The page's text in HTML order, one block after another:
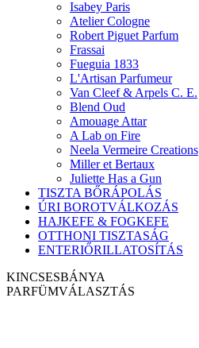
Isabey Paris
Atelier Cologne
Robert Piguet Parfum
Frassai
Fueguia 1833
L'Artisan Parfumeur
Van Cleef & Arpels C. E.
Blend Oud
Amouage Attar
A Lab on Fire
Neela Vermeire Creations
Miller et Bertaux
Juliette Has a Gun
TISZTA BŐRÁPOLÁS
ÚRI BOROTVÁLKOZÁS
HAJKEFE & FOGKEFE
OTTHONI TISZTASÁG
ENTERIŐRILLATOSÍTÁS
KINCSESBÁNYA
PARFÜMVÁLASZTÁS